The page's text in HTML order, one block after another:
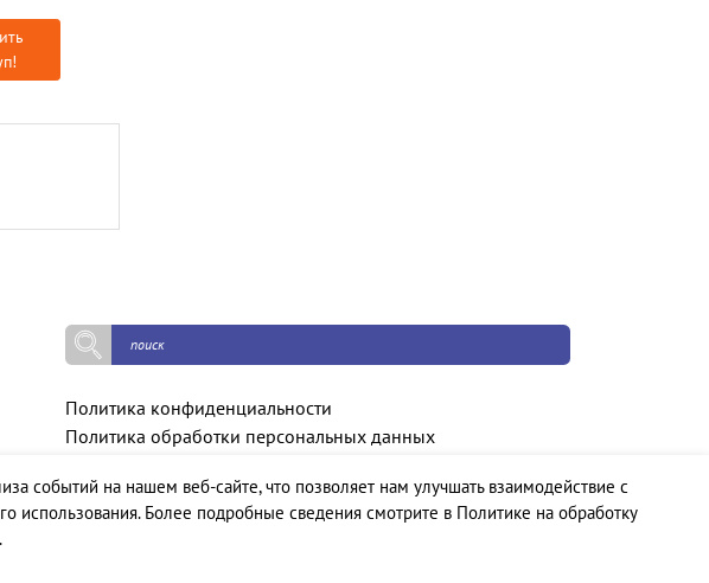
Политика конфиденциальности
Политика обработки персональных данных
событий на нашем веб-сайте, что позволяет нам улучшать взаимодействие с
использования. Более подробные сведения смотрите в Политике на обработку